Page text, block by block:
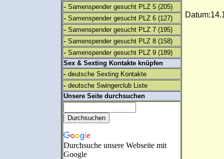
- Samenspender gesucht PLZ 5 (205)
- Samenspender gesucht PLZ 6 (127)
- Samenspender gesucht PLZ 7 (195)
- Samenspender gesucht PLZ 8 (158)
- Samenspender gesucht PLZ 9 (189)
Sex & Sexting Kontakte knüpfen
- deutsche Sexting Kontakte
- deutsche Swingerclub Liste
Unsere Seite durchsuchen
Durchsuche unsere Webseite mit
Google